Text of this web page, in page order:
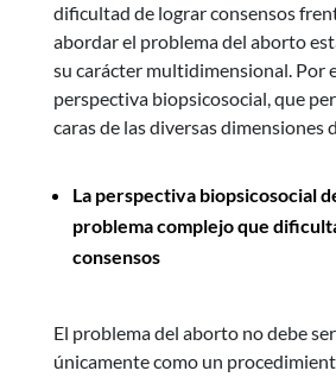
dificultad de lograr consensos
abordar el problema del aborto
su carácter multidimensional. Por
perspectiva biopsicosocial, que
caras de las diversas dimensiones
La perspectiva biopsicosocial
problema complejo que
consensos
El problema del aborto no debe
únicamente como un